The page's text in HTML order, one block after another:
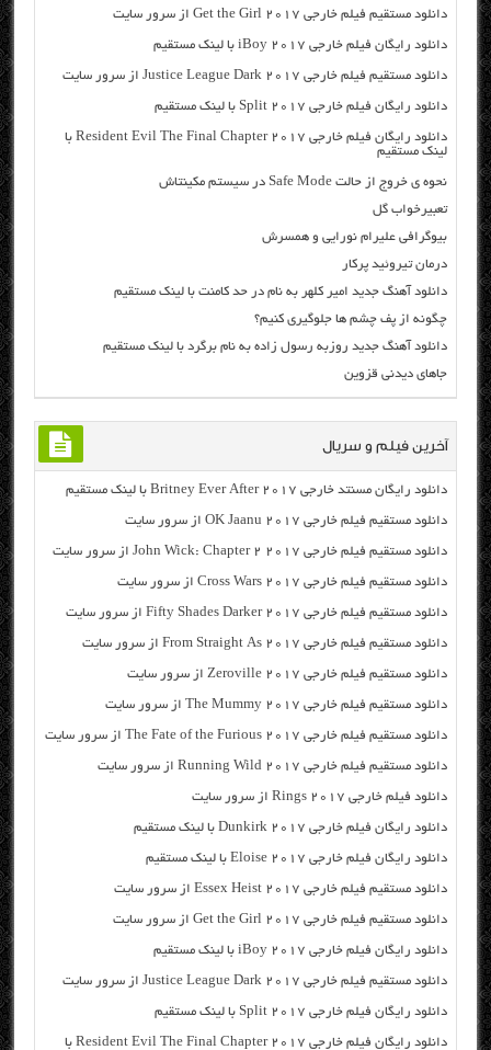
دانلود مستقیم فیلم خارجی Get the Girl 2017 از سرور سایت
دانلود رایگان فیلم خارجی iBoy 2017 با لینک مستقیم
دانلود مستقیم فیلم خارجی Justice League Dark 2017 از سرور سایت
دانلود رایگان فیلم خارجی Split 2017 با لینک مستقیم
دانلود رایگان فیلم خارجی Resident Evil The Final Chapter 2017 با
لینک مستقیم
نحوه ی خروج از حالت Safe Mode در سیستم مکینتاش
تعبیرخواب گل
بیوگرافی علیرام نورایی و همسرش
درمان تیروئید پرکار
دانلود آهنگ جدید امیر کلهر به نام در حد کامنت با لینک مستقیم
چگونه از پف چشم ها جلوگیری کنیم؟
دانلود آهنگ جدید روزبه رسول زاده به نام برگرد با لینک مستقیم
جاهای دیدنی قزوین
آخرین فیلم و سریال
دانلود رایگان مسنتد خارجی Britney Ever After 2017 با لینک مستقیم
دانلود مستقیم فیلم خارجی OK Jaanu 2017 از سرور سایت
دانلود مستقیم فیلم خارجی John Wick: Chapter 2 2017 از سرور سایت
دانلود مستقیم فیلم خارجی Cross Wars 2017 از سرور سایت
دانلود مستقیم فیلم خارجی Fifty Shades Darker 2017 از سرور سایت
دانلود مستقیم فیلم خارجی From Straight As 2017 از سرور سایت
دانلود مستقیم فیلم خارجی Zeroville 2017 از سرور سایت
دانلود مستقیم فیلم خارجی The Mummy 2017 از سرور سایت
دانلود مستقیم فیلم خارجی The Fate of the Furious 2017 از سرور سایت
دانلود مستقیم فیلم خارجی Running Wild 2017 از سرور سایت
دانلود فیلم خارجی Rings 2017 از سرور سایت
دانلود رایگان فیلم خارجی Dunkirk 2017 با لینک مستقیم
دانلود رایگان فیلم خارجی Eloise 2017 با لینک مستقیم
دانلود مستقیم فیلم خارجی Essex Heist 2017 از سرور سایت
دانلود مستقیم فیلم خارجی Get the Girl 2017 از سرور سایت
دانلود رایگان فیلم خارجی iBoy 2017 با لینک مستقیم
دانلود مستقیم فیلم خارجی Justice League Dark 2017 از سرور سایت
دانلود رایگان فیلم خارجی Split 2017 با لینک مستقیم
دانلود رایگان فیلم خارجی Resident Evil The Final Chapter 2017 با